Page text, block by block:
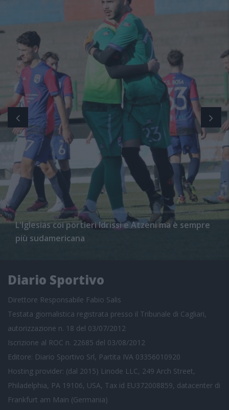
L'Iglesias coi portieri Idrissi e Atzeni ma è sempre
più sudamericana
Diario Sportivo
Direttore Responsabile Fabio Salis
Testata giornalistica registrata presso il Tribunale di Cagliari,
autorizzazione n. 18 del 03/07/2012
Iscrizione al ROC n. 22685 del 03/08/2012
Editore: Diario Sportivo Srl, Partita IVA 03356010920
Hosting provider: (dal 2015) Linode LLC, 249 Arch Street,
Philadelphia, PA 19106, USA, Tax id EU372008859, datacenter di
Frankfurt am Main (Germania)